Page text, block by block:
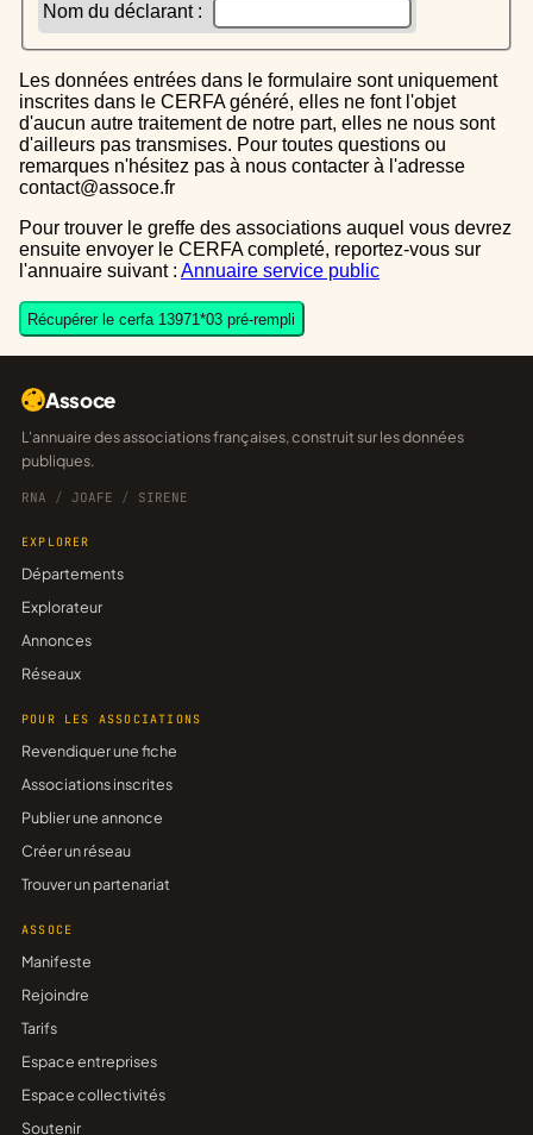
Nom du déclarant :
Les données entrées dans le formulaire sont uniquement
inscrites dans le CERFA généré, elles ne font l'objet
d'aucun autre traitement de notre part, elles ne nous sont
d'ailleurs pas transmises. Pour toutes questions ou
remarques n'hésitez pas à nous contacter à l'adresse
contact@assoce.fr
Pour trouver le greffe des associations auquel vous devrez
ensuite envoyer le CERFA completé, reportez-vous sur
l'annuaire suivant : Annuaire service public
Récupérer le cerfa 13971*03 pré-rempli
Assoce
L'annuaire des associations françaises, construit sur les données
publiques.
RNA / JOAFE / SIRENE
EXPLORER
Départements
Explorateur
Annonces
Réseaux
POUR LES ASSOCIATIONS
Revendiquer une fiche
Associations inscrites
Publier une annonce
Créer un réseau
Trouver un partenariat
ASSOCE
Manifeste
Rejoindre
Tarifs
Espace entreprises
Espace collectivités
Soutenir